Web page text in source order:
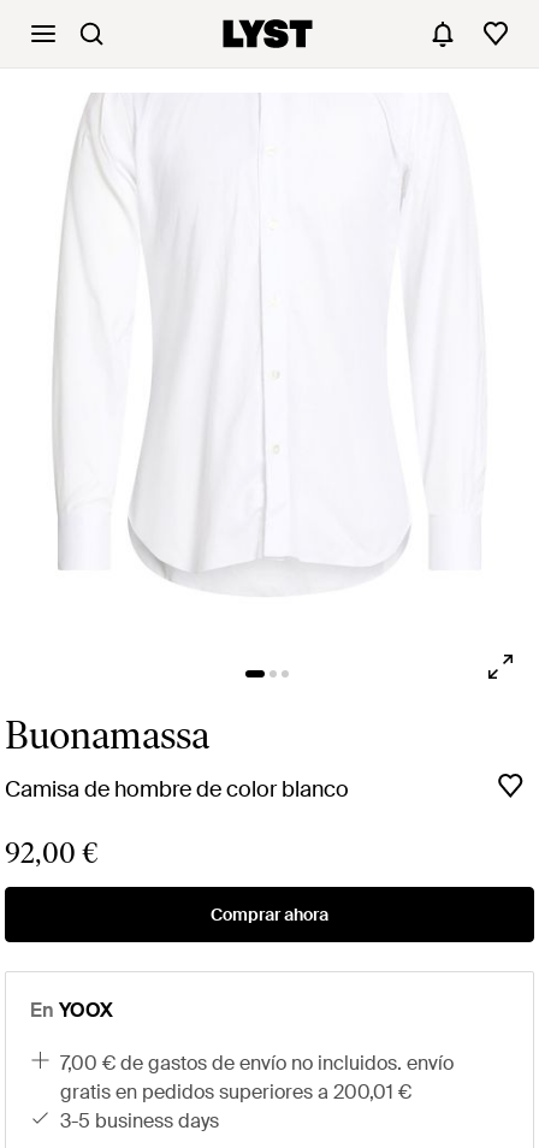
Buonamassa
Camisa de hombre de color blanco
92,00 €
Comprar ahora
En YOOX
7,00 € de gastos de envío no incluidos. envío
gratis en pedidos superiores a 200,01 €
3-5 business days